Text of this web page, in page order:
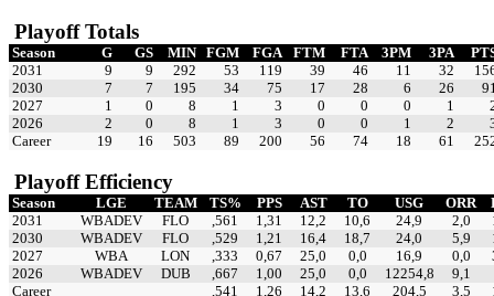
Playoff Totals
Season G GS MIN FGM FGA FTM FTA 3PM 3PA
2031
9 9 292 53 119 39 46 11 32
2030
7 7 195 34 75 17 28 6 26
2027
1 0 8 1 3 0 0 0 1
2026
2 0 8 1 3 0 0 1 2
Career
19 16 503 89 200 56 74 18 61
Playoff Efficiency
Season LGE TEAM TS% PPS AST TO USG ORR
2031
WBADEV FLO ,561 1,31 12,2 10,6 24,9 2,0
2030
WBADEV FLO ,529 1,21 16,4 18,7 24,0 5,9
2027
WBA LON ,333 0,67 25,0 0,0 16,9 0,0
2026
WBADEV DUB ,667 1,00 25,0 0,0 12254,8
9,1
Career
,541 1,26 14,2 13,6 204,5 3,5